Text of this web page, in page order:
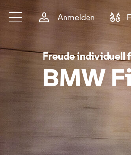
Zum Hauptinhalt springen
Anmelden
Freude individuell
BMW